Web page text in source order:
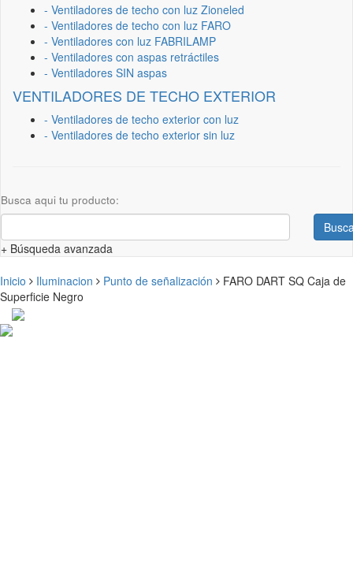
- Ventiladores de techo con luz Zioneled
- Ventiladores de techo con luz FARO
- Ventiladores con luz FABRILAMP
- Ventiladores con aspas retráctiles
- Ventiladores SIN aspas
VENTILADORES DE TECHO EXTERIOR
- Ventiladores de techo exterior con luz
- Ventiladores de techo exterior sin luz
Busca aqui tu producto:
+ Búsqueda avanzada
Inicio Iluminacion Punto de señalización
FARO DART SQ Caja de
Superficie Negro